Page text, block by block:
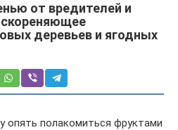
от вредителей и
деревьев и ягодных
полакомиться фруктами